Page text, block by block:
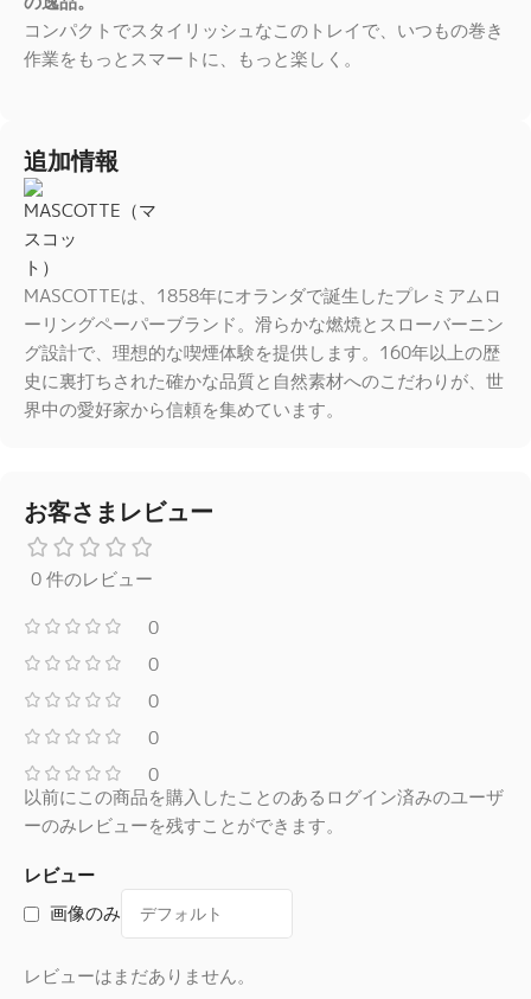
コンパクトでスタイリッシュなこのトレイで、いつもの巻き
作業をもっとスマートに、もっと楽しく。
追加情報
MASCOTTEは、1858年にオランダで誕生したプレミアムロ
ーリングペーパーブランド。滑らかな燃焼とスローバーニン
グ設計で、理想的な喫煙体験を提供します。160年以上の歴
史に裏打ちされた確かな品質と自然素材へのこだわりが、世
界中の愛好家から信頼を集めています。
お客さまレビュー
0 件のレビュー
0
0
0
0
0
レビュー
画像のみ
レビューはまだありません。
以前にこの商品を購入したことのあるログイン済みのユーザ
ーのみレビューを残すことができます。